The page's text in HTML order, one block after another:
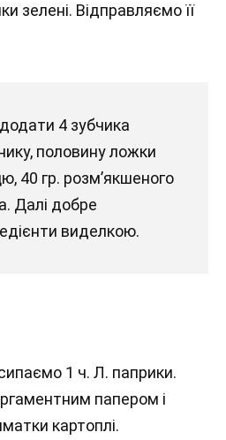
зелені. Відправляємо її
4 зубчика
половину ложки
40 гр. розм’якшеного
Далі добре
виделкою.
1 ч. Л. паприки.
папером і
картоплі.